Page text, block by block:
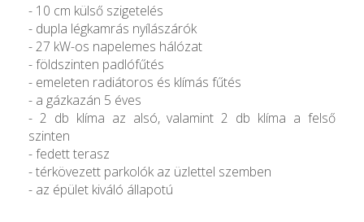
- 10 cm külső szigetelés
- dupla légkamrás nyílászárók
- 27 kW-os napelemes hálózat
- földszinten padlófűtés
- emeleten radiátoros és klímás fűtés
- a gázkazán 5 éves
- 2 db klíma az alsó, valamint 2 db klíma a felső
szinten
- fedett terasz
- térkövezett parkolók az üzlettel szemben
- az épület kiváló állapotú